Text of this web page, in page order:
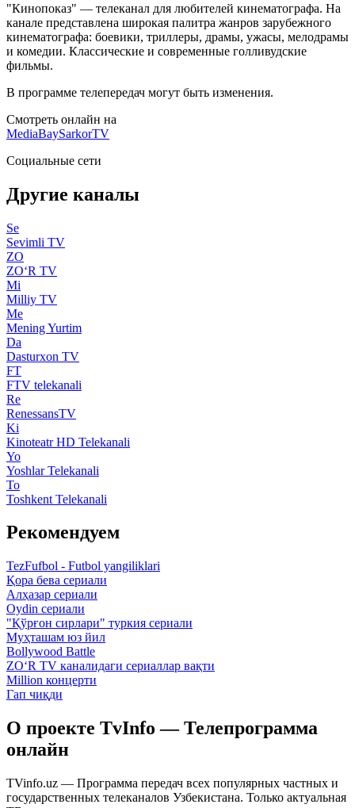
"Кинопоказ" — телеканал для любителей кинематографа. На
канале представлена широкая палитра жанров зарубежного
кинематографа: боевики, триллеры, драмы, ужасы, мелодрамы
и комедии. Классические и современные голливудские
фильмы.
В программе телепередач могут быть изменения.
Смотреть онлайн на
MediaBaySarkorTV
Социальные сети
Другие каналы
Se
Sevimli TV
ZO
ZO‘R TV
Mi
Milliy TV
Me
Mening Yurtim
Da
Dasturxon TV
FT
FTV telekanali
Re
RenessansTV
Ki
Kinoteatr HD Telekanali
Yo
Yoshlar Telekanali
To
Toshkent Telekanali
Рекомендуем
TezFufbol - Futbol yangiliklari
Қора бева сериали
Алҳазар сериали
Oydin сериали
"Қўрғон сирлари" туркия сериали
Муҳташам юз йил
Bollywood Battle
ZO‘R TV каналидаги сериаллар вақти
Million концерти
Гап чиқди
О проекте TvInfo — Телепрограмма
онлайн
TVinfo.uz — Программа передач всех популярных частных и
государственных телеканалов Узбекистана. Только актуальная